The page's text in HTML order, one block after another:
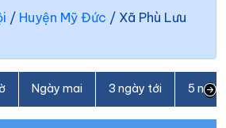
/ Huyện Mỹ Đức / Xã Phù Lưu
Ngày mai 3 ngày tới 5